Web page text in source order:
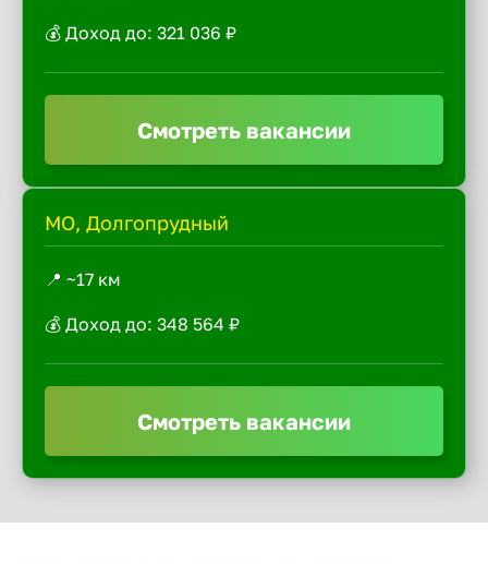
💰 Доход до: 321 036 ₽
Смотреть вакансии
МО, Долгопрудный
📍 ~17 км
💰 Доход до: 348 564 ₽
Смотреть вакансии